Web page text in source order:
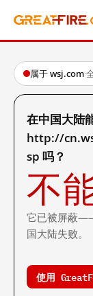
属于 wsj.com·
在中国大陆
http://
sp 吗？
不能
它已被屏蔽
国大陆失败。
使用